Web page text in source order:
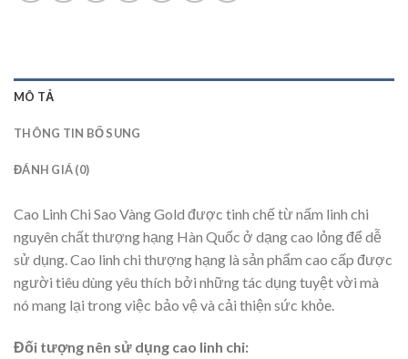
MÔ TẢ
THÔNG TIN BỔ SUNG
ĐÁNH GIÁ (0)
Cao Linh Chi Sao Vàng Gold được tinh chế từ nấm linh chi
nguyên chất thượng hạng Hàn Quốc ở dạng cao lỏng để dễ
sử dụng. Cao linh chi thượng hạng là sản phẩm cao cấp được
người tiêu dùng yêu thích bởi những tác dụng tuyệt vời mà
nó mang lại trong việc bảo vệ và cải thiện sức khỏe.
Đối tượng nên sử dụng cao linh chi: